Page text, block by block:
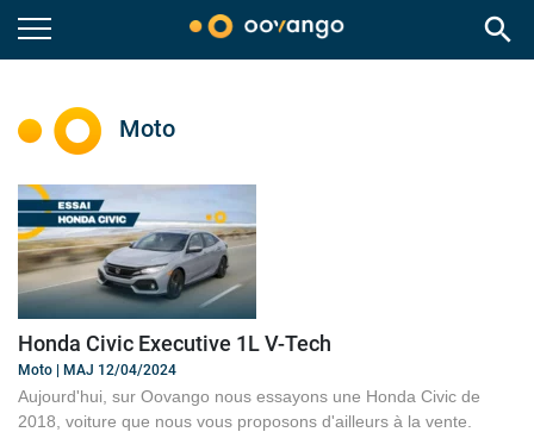
search
Moto
Honda Civic Executive 1L V-Tech
Moto | MAJ 12/04/2024
Aujourd'hui, sur Oovango nous essayons une Honda Civic de
2018, voiture que nous vous proposons d'ailleurs à la vente.